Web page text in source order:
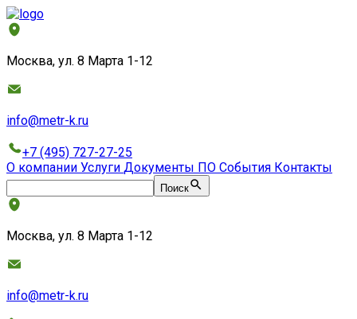
Москва, ул. 8 Марта 1-12
info@metr-k.ru
+7 (495) 727-27-25
О компании Услуги Документы ПО События Контакты
Поиск
Москва, ул. 8 Марта 1-12
info@metr-k.ru